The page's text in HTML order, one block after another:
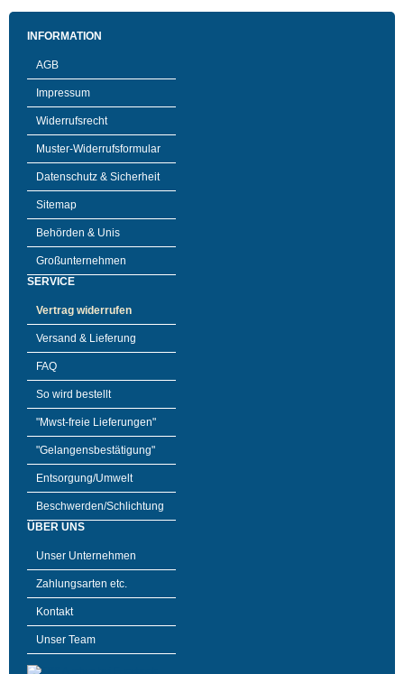
INFORMATION
AGB
Impressum
Widerrufsrecht
Muster-Widerrufsformular
Datenschutz & Sicherheit
Sitemap
Behörden & Unis
Großunternehmen
SERVICE
Vertrag widerrufen
Versand & Lieferung
FAQ
So wird bestellt
"Mwst-freie Lieferungen"
"Gelangensbestätigung"
Entsorgung/Umwelt
Beschwerden/Schlichtung
ÜBER UNS
Unser Unternehmen
Zahlungsarten etc.
Kontakt
Unser Team